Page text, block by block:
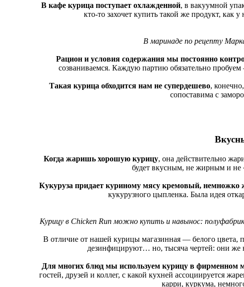
В кафе курица поступает охлажденной, в вакуумной
кто-то захочет купить такой же продукт,
В маринаде по рецепту
Рацион и условия содержания мы постоянно
созваниваемся. Каждую партию обязательно
Такая курица обходится нам не супердешево,
сопоставима с
Когда жаришь хорошую курицу, она действительно
будет вкусным, не жирным и не
Кукуруза придает куриному мясу кремовый, немножко
кукурузного цыпленка. Была идея
Курицу в Chiсken Run можно купить и навынос:
В отличие от нашей курицы магазинная ― белого цвета,
дезинфицируют… но, тысяча чертей: они же
Для многих блюд мы используем курицу в фирменном
гостей, друзей и коллег, с какой кухней ассоциируется
карри, куркума,